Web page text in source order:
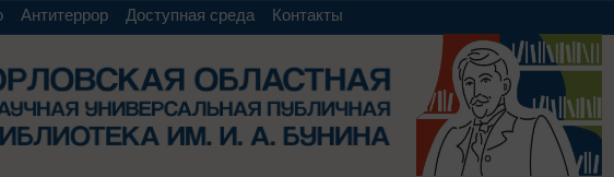
Антитеррор Доступная среда Контакты